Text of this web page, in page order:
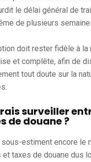
le délai général de
de plusieurs
doit rester fidèle à la
et complète, afin de
tout doute sur la
surveiller
de douane ?
sous-estiment encore le
taxes de douane dus